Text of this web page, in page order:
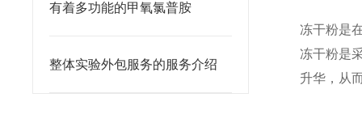
有着多功能的甲氧氯普胺
整体实验外包服务的服务介绍
冻干粉是
冻干粉是
升华，从